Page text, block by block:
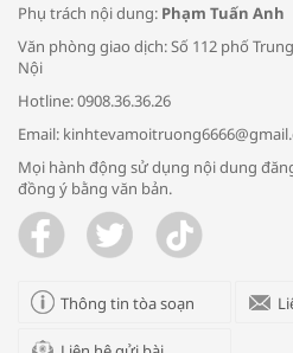
Bác sĩ tư
đường hô
Trao yêu
Phụ trách nội dung: Phạm Tuấn Anh
Văn phòng giao dịch: Số 112 phố
Nội
Hotline: 0908.36.36.26
Email:
Mọi hành động sử dụng nội dung
đồng ý bằng văn bản.
Thông tin tòa soạn